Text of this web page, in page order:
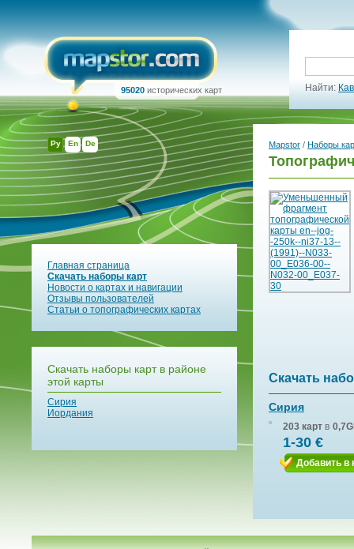
Ру En De
95020 исторических карт Найти:
Главная страница
Скачать наборы карт
Новости о картах и навигации
Отзывы пользователей
Статьи о топографических картах
Скачать наборы карт в районе
этой карты
Сирия
Иордания
Mapstor / Наборы
Скачать
Сирия
203 карт в
1-30 €
Добавить в